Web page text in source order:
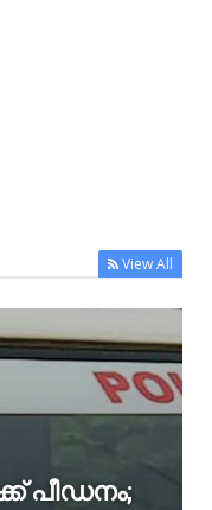
View All
പീഡനം;